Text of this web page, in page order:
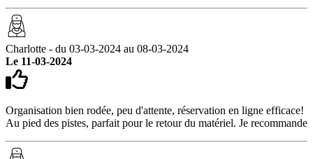
Charlotte - du 03-03-2024 au 08-03-2024
Le 11-03-2024
Organisation bien rodée, peu d'attente, réservation en ligne efficace!
Au pied des pistes, parfait pour le retour du matériel. Je recommande